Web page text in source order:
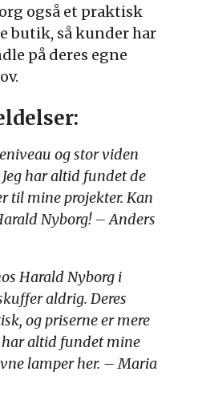
også et praktisk
butik, så kunder har
på deres egne
og stor viden
har altid fundet de
til mine projekter. Kan
Nyborg! – Anders
Harald Nyborg i
aldrig. Deres
og priserne er mere
har altid fundet mine
lamper her. – Maria